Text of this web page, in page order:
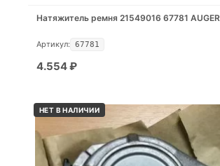
Натяжитель ремня 21549016 67781 AUGER
Артикул: 67781
4.554₽
НЕТ В НАЛИЧИИ